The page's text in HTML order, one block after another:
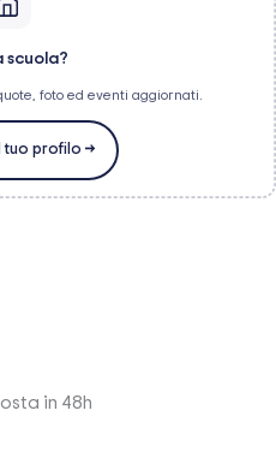
scuola?
foto ed eventi aggiornati.
tuo profilo →
in 48h